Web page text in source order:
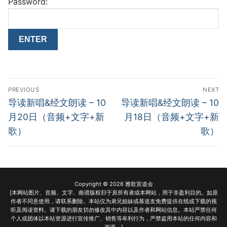
Post
navigation
PREVIOUS
Previous
post:
导读新唱&经文朗读 – 10
月20日（音频+文字+新
歌）
NEXT
Next
post:
导读新唱&经文朗读 – 10
月18日（音频+文字+新
歌）
Copyright © 2026 雅歌宣道会
[本网站图片、音频、文字、曲谱版权归于原所有者或本网站，用于非盈利目的。如原
作者不同意使用，请联系删除。本站仅为弟兄姐妹或慕道友免费提供在线或下载的视
听及阅读资料。请下载的朋友切勿修改其中内容以及作者和网站信息。本站严禁任何
个人或团体以本站资源进行宣传推广、销售等牟利行为，严禁盗用本站的任何内容和